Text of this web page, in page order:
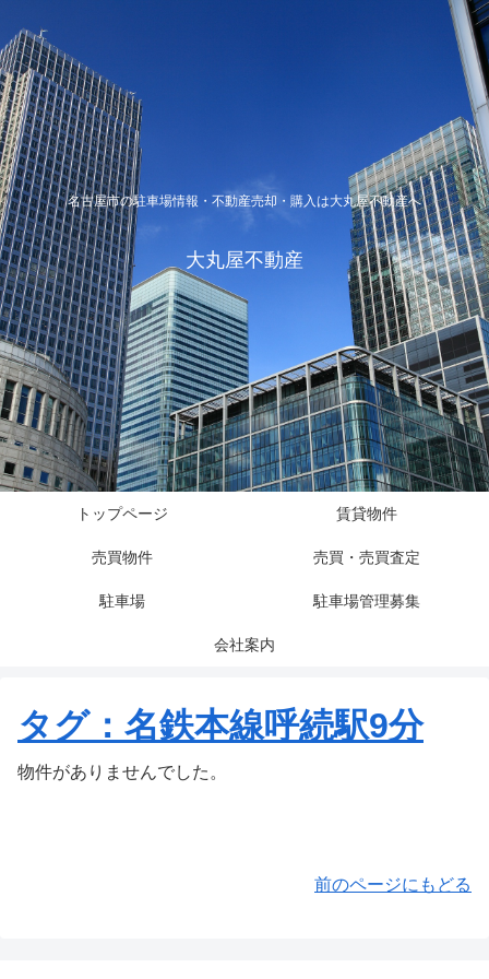
名古屋市の駐車場情報・不動産売却・購入は大丸屋不動産へ
大丸屋不動産
トップページ 賃貸物件
売買物件 売買・売買査定
駐車場 駐車場管理募集
会社案内
タグ：名鉄本線呼続駅9分
物件がありませんでした。
前のページにもどる